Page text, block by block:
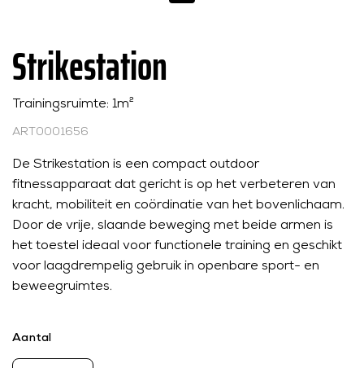
Strikestation
Trainingsruimte: 1m²
ART0001656
De Strikestation is een compact outdoor
fitnessapparaat dat gericht is op het verbeteren van
kracht, mobiliteit en coördinatie van het bovenlichaam.
Door de vrije, slaande beweging met beide armen is
het toestel ideaal voor functionele training en geschikt
voor laagdrempelig gebruik in openbare sport- en
beweegruimtes.
Aantal